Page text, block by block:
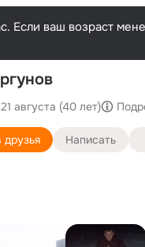
ваш возраст
21 августа (40 лет)
друзья Написать